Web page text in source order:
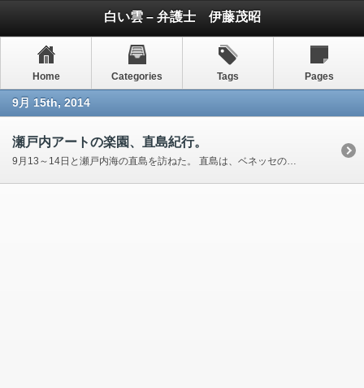
白い雲 – 弁護士 伊藤茂昭
Home Categories Tags Pages
9月 15th, 2014
瀬戸内アートの楽園、直島紀行。
9月13～14日と瀬戸内海の直島を訪ねた。 直島は、ベネッセの福武總一郎氏と建築家の安藤忠雄が 自然と芸術の共生するプロジェクトを進める島である。 岡山県の児島半島のすぐ南に位置し、フェリーで20分ほどだが、 香川郡直島 […]